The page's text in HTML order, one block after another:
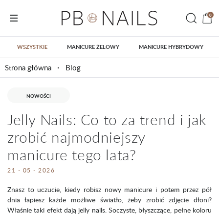
0
WSZYSTKIE MANICURE ŻELOWY MANICURE HYBRYDOWY
Strona główna Blog
NOWOŚCI
Jelly Nails: Co to za trend i jak
zrobić najmodniejszy
manicure tego lata?
21 - 05 - 2026
Znasz to uczucie, kiedy robisz nowy manicure i potem przez pół
dnia łapiesz każde możliwe światło, żeby zrobić zdjęcie dłoni?
Właśnie taki efekt dają jelly nails. Soczyste, błyszczące, pełne koloru